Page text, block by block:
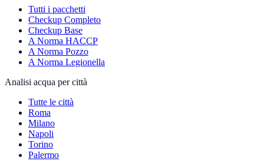
Tutti i pacchetti
Checkup Completo
Checkup Base
A Norma HACCP
A Norma Pozzo
A Norma Legionella
Analisi acqua per città
Tutte le città
Roma
Milano
Napoli
Torino
Palermo